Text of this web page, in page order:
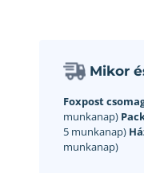
Mikor
Foxpost
munkanap)
5 munkanap)
munkanap)